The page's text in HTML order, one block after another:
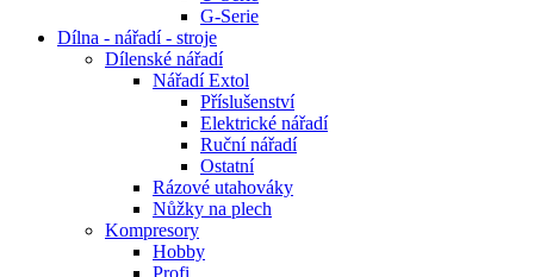
G-Serie
Dílna - nářadí - stroje
Dílenské nářadí
Nářadí Extol
Příslušenství
Elektrické nářadí
Ruční nářadí
Ostatní
Rázové utahováky
Nůžky na plech
Kompresory
Hobby
Profi